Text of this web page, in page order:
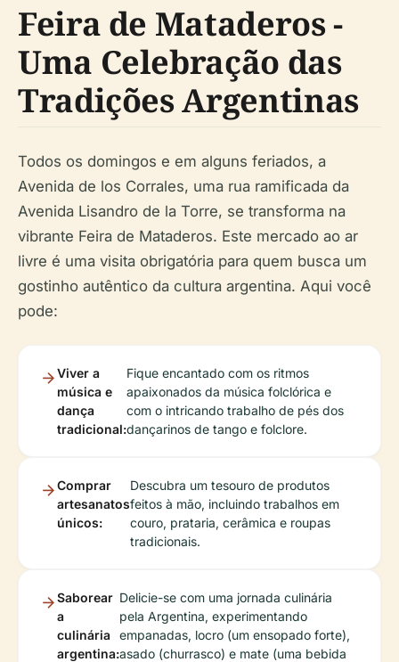
Feira de Mataderos -
Uma Celebração das
Tradições Argentinas
Todos os domingos e em alguns feriados, a
Avenida de los Corrales, uma rua ramificada da
Avenida Lisandro de la Torre, se transforma na
vibrante Feira de Mataderos. Este mercado ao ar
livre é uma visita obrigatória para quem busca um
gostinho autêntico da cultura argentina. Aqui você
pode:
Viver a
música e
dança
tradicional:
Fique encantado com os ritmos
apaixonados da música folclórica e
com o intricando trabalho de pés dos
dançarinos de tango e folclore.
Comprar
artesanatos
únicos:
Descubra um tesouro de produtos
feitos à mão, incluindo trabalhos em
couro, prataria, cerâmica e roupas
tradicionais.
Saborear
a
culinária
argentina:
Delicie-se com uma jornada culinária
pela Argentina, experimentando
empanadas, locro (um ensopado forte),
asado (churrasco) e mate (uma bebida